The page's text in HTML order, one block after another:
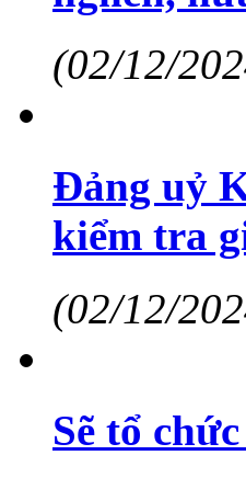
(02/12/
Đảng uỷ
kiểm tra
(02/12/
Sẽ tổ